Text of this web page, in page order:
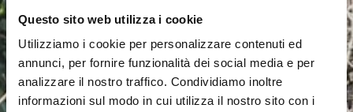
Questo sito web utilizza i cookie
Utilizziamo i cookie per personalizzare contenuti ed
annunci, per fornire funzionalità dei social media e per
analizzare il nostro traffico. Condividiamo inoltre
informazioni sul modo in cui utilizza il nostro sito con i